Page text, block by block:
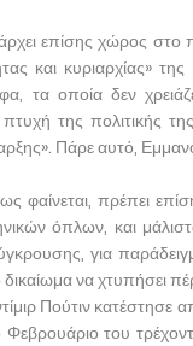
επίσης χώρος στο
και κυριαρχίας»
τα οποία δεν
της πολιτικής
Πάρε αυτό,
φαίνεται, πρέπει
όπλων, και
για
να χτυπήσει
Πούτιν
του